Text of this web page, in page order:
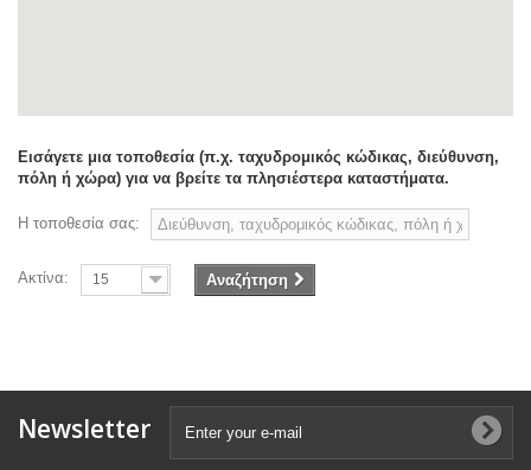
Εισάγετε μια τοποθεσία (π.χ. ταχυδρομικός κώδικας, διεύθυνση,
πόλη ή χώρα) για να βρείτε τα πλησιέστερα καταστήματα.
Η τοποθεσία σας:
Ακτίνα: 15 Αναζήτηση
Newsletter